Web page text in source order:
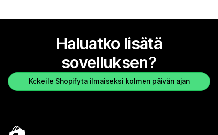
Haluatko lisätä
sovelluksen?
Kokeile Shopifyta ilmaiseksi kolmen päivän ajan